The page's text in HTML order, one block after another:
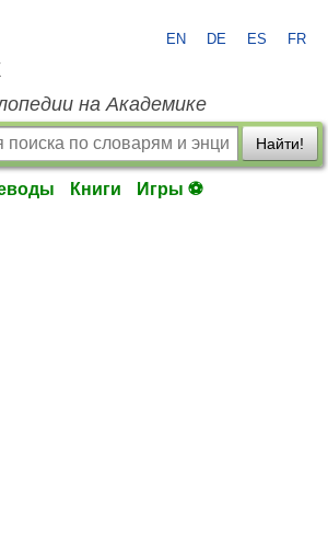
EN DE ES FR
на Академике
Найти!
Книги Игры ⚽